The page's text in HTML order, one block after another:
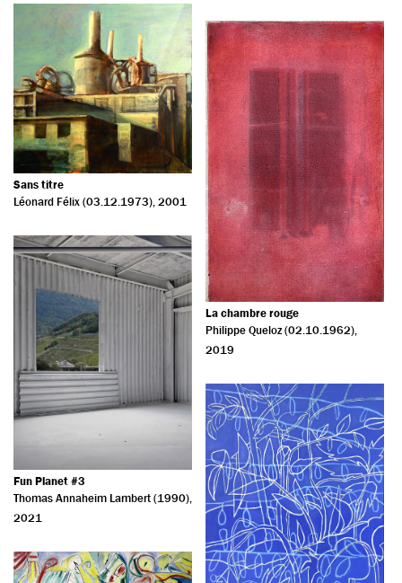
Sans titre
Léonard Félix (03.12.1973), 2001
La chambre rouge
Philippe Queloz (02.10.1962),
2019
Fun Planet #3
Thomas Annaheim Lambert (1990),
2021